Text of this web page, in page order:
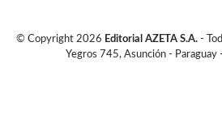
© Copyright 2026 Editorial AZETA S.A. -
Yegros 745, Asunción -